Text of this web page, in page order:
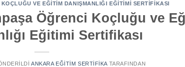
KOÇLUĞU VE EĞITIM DANIŞMANLIĞI EĞITIMI SERTIFIKASI
Öğrenci Koçluğu ve
Eğitimi Sertifikası
ANKARA EĞITIM SERTIFIKA TARAFINDAN